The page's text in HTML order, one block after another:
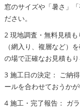
窓のサイズや「暑さ」
ださい。
2 現地調査・無料見積
（網入り、複層など）
の場で正確なお見積もり
3 施工日の決定： ご納
ールを合わせておうかが
4 施工・完了報告： ガ